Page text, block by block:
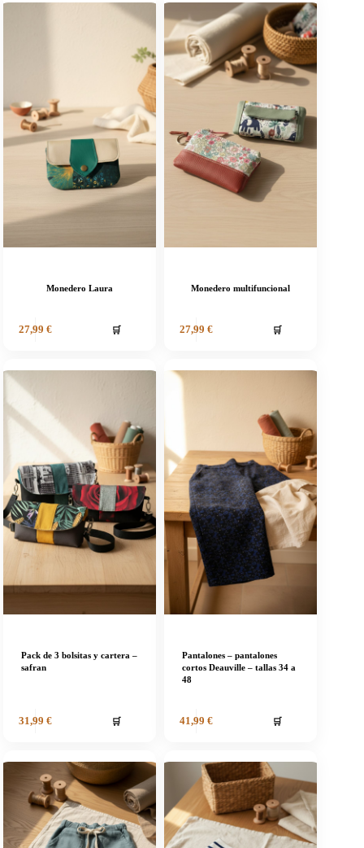
Monedero Laura
27,99 € 🛒
Monedero multifuncional
27,99 € 🛒
Pack de 3 bolsitas y cartera –
safran
31,99 € 🛒
Pantalones – pantalones
cortos Deauville – tallas 34 a
48
41,99 € 🛒